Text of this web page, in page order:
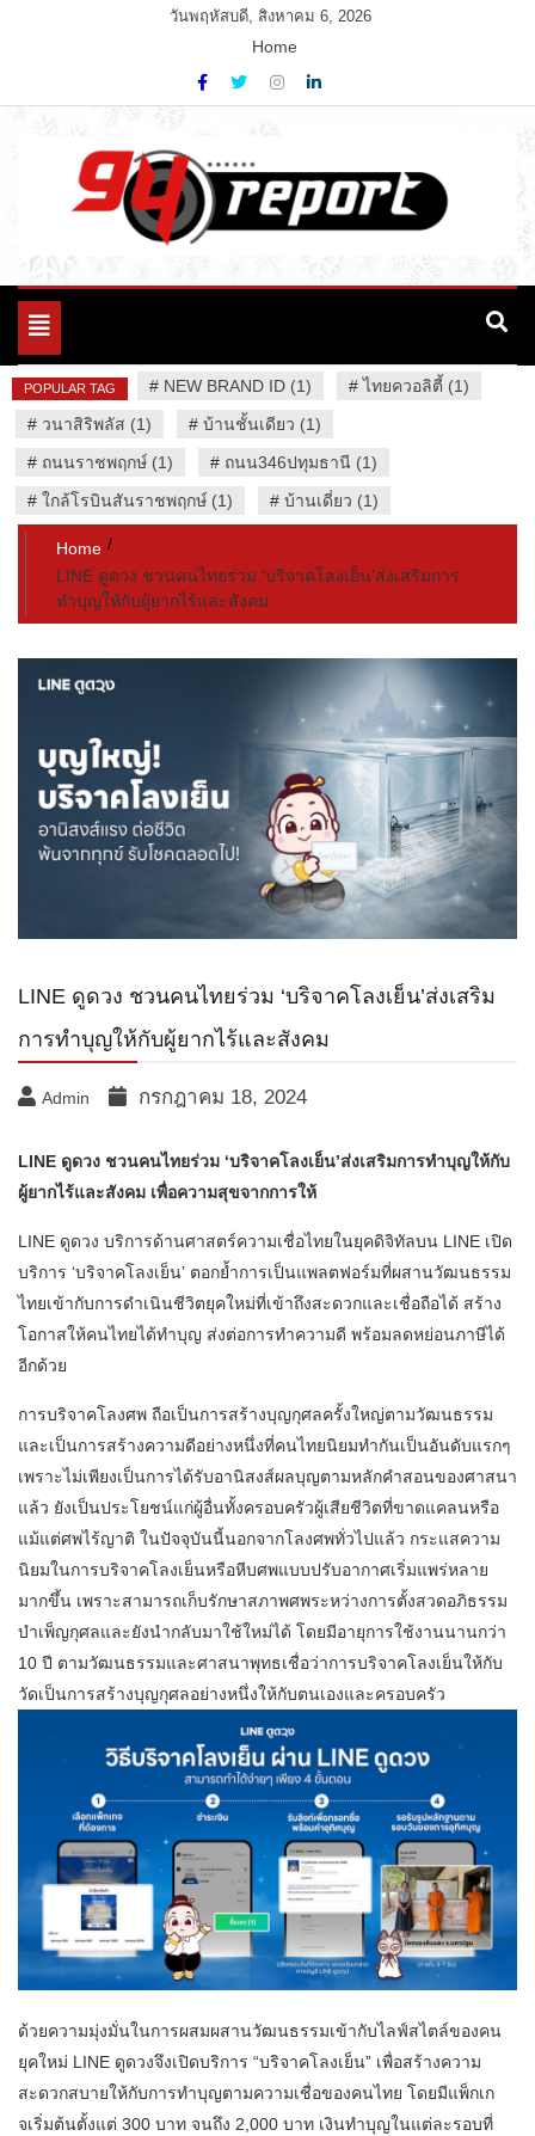
วันพฤหัสบดี, สิงหาคม 6, 2026
Home
94 Report.com
Variety News
Toggle
POPULAR TAG # NEW BRAND ID (1) #ไทยควอลิตี้ (1)
# วนาสิริพลัส (1) # บ้านชั้นเดียว (1)
# ถนนราชพฤกษ์ (1) # ถนน346ปทุมธานี (1)
# ใกล้โรบินสันราชพฤกษ์ (1) # บ้านเดี่ยว (1)
Home
LINE ดูดวง ชวนคนไทยร่วม ‘บริจาคโลงเย็น’ส่งเสริมการ
ทำบุญให้กับผู้ยากไร้และสังคม
LINE ดูดวง ชวนคนไทยร่วม ‘บริจาคโลงเย็น’ส่งเสริม
การทำบุญให้กับผู้ยากไร้และสังคม
Admin กรกฎาคม 18, 2024
LINE ดูดวง ชวนคนไทยร่วม ‘บริจาคโลงเย็น’ส่งเสริมการทำบุญให้กับ
ผู้ยากไร้และสังคม เพื่อความสุขจากการให้
LINE ดูดวง บริการด้านศาสตร์ความเชื่อไทยในยุคดิจิทัลบน LINE เปิด
บริการ ‘บริจาคโลงเย็น’ ตอกย้ำการเป็นแพลตฟอร์มที่ผสานวัฒนธรรม
ไทยเข้ากับการดำเนินชีวิตยุคใหม่ที่เข้าถึงสะดวกและเชื่อถือได้ สร้าง
โอกาสให้คนไทยได้ทำบุญ ส่งต่อการทำความดี พร้อมลดหย่อนภาษีได้
อีกด้วย
การบริจาคโลงศพ ถือเป็นการสร้างบุญกุศลครั้งใหญ่ตามวัฒนธรรม
และเป็นการสร้างความดีอย่างหนึ่งที่คนไทยนิยมทำกันเป็นอันดับแรกๆ
เพราะไม่เพียงเป็นการได้รับอานิสงส์ผลบุญตามหลักคำสอนของศาสนา
แล้ว ยังเป็นประโยชน์แก่ผู้อื่นทั้งครอบครัวผู้เสียชีวิตที่ขาดแคลนหรือ
แม้แต่ศพไร้ญาติ ในปัจจุบันนี้นอกจากโลงศพทั่วไปแล้ว กระแสความ
นิยมในการบริจาคโลงเย็นหรือหีบศพแบบปรับอากาศเริ่มแพร่หลาย
มากขึ้น เพราะสามารถเก็บรักษาสภาพศพระหว่างการตั้งสวดอภิธรรม
บำเพ็ญกุศลและยังนำกลับมาใช้ใหม่ได้ โดยมีอายุการใช้งานนานกว่า
10 ปี ตามวัฒนธรรมและศาสนาพุทธเชื่อว่าการบริจาคโลงเย็นให้กับ
วัดเป็นการสร้างบุญกุศลอย่างหนึ่งให้กับตนเองและครอบครัว
ด้วยความมุ่งมั่นในการผสมผสานวัฒนธรรมเข้ากับไลฟ์สไตล์ของคน
ยุคใหม่ LINE ดูดวงจึงเปิดบริการ “บริจาคโลงเย็น” เพื่อสร้างความ
สะดวกสบายให้กับการทำบุญตามความเชื่อของคนไทย โดยมีแพ็กเก
จเริ่มต้นตั้งแต่ 300 บาท จนถึง 2,000 บาท เงินทำบุญในแต่ละรอบที่